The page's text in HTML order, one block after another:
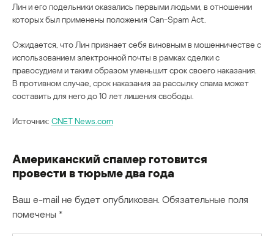
Лин и его подельники оказались первыми людьми, в отношении
которых был применены положения Can-Spam Act.
Ожидается, что Лин признает себя виновным в мошенничестве с
использованием электронной почты в рамках сделки с
правосудием и таким образом уменьшит срок своего наказания.
В противном случае, срок наказания за рассылку спама может
составить для него до 10 лет лишения свободы.
Источник: CNET News.com
Американский спамер готовится
провести в тюрьме два года
Ваш e-mail не будет опубликован. Обязательные поля
помечены *